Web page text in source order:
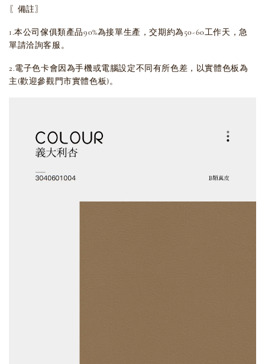
〖備註〗
1.本公司傢俱類產品90%為接單生產，交期約為50-60工作天，急
單請洽詢客服。
2.電子色卡會因為手機或電腦設定不同有所色差，以實體色板為
主(歡迎參觀門市實體色板)。